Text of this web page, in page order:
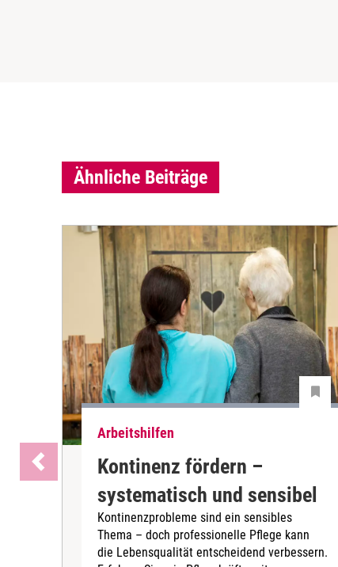
Ähnliche Beiträge
Arbeitshilfen
Kontinenz fördern –
systematisch und sensibel
Kontinenzprobleme sind ein sensibles
Thema – doch professionelle Pflege kann
die Lebensqualität entscheidend verbessern.